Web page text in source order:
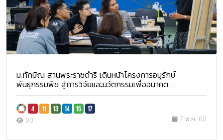
ม.ทักษิณ สานพระราชดำริ เดินหน้าโครงการอนุรักษ์
พันธุกรรมพืช สู่การวิจัยและนวัตกรรมเพื่ออนาคต...
90 7 พ.ค. 69